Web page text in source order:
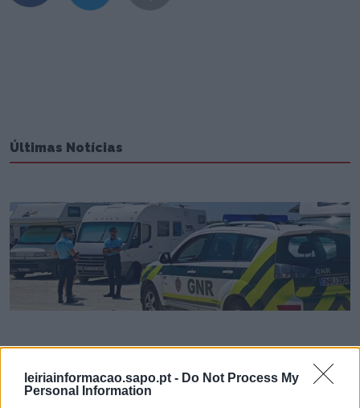
leiriainformacao.sapo.pt - Do Not Process My
Personal Information
Últimas Notícias
fiscalização do caravanismo
7/08/2026